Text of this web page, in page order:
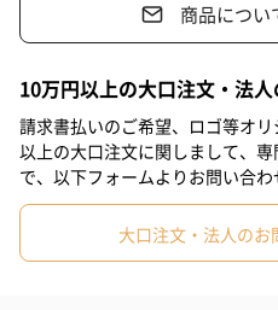
欲しいものを選んだあとは、フ
大切な方々に贈る特別なギフトと
ております。
通常の印刷による表紙に比べ圧
#自分へのご褒美
#取引先男性 #義母 #義父
#息子 #姉 #妹 #兄 #弟
#祖母 #母親 #父親 #妻
商品につい
10万円以上の大口注文・法
請求書払いのご希望、ロゴ等オ
以上の大口注文に関しまして、
で、以下フォームよりお問い合わ
大口注文・法人のお